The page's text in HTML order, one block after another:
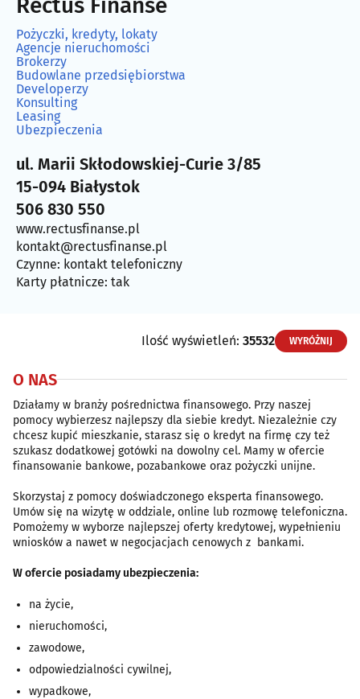
Pożyczki, kredyty, lokaty
Agencje nieruchomości
Brokerzy
Budowlane przedsiębiorstwa
Developerzy
Konsulting
Leasing
Ubezpieczenia
ul. Marii Skłodowskiej-Curie 3/85
15-094 Białystok
506 830 550
www.rectusfinanse.pl
kontakt@rectusfinanse.pl
Czynne: kontakt telefoniczny
Karty płatnicze: tak
Ilość wyświetleń: 35532 WYRÓŻNIJ
O NAS
Działamy w branży pośrednictwa finansowego. Przy naszej
pomocy wybierzesz najlepszy dla siebie kredyt. Niezależnie czy
chcesz kupić mieszkanie, starasz się o kredyt na firmę czy też
szukasz dodatkowej gotówki na dowolny cel. Mamy w ofercie
finansowanie bankowe, pozabankowe oraz pożyczki unijne.
Skorzystaj z pomocy doświadczonego eksperta finansowego.
Umów się na wizytę w oddziale, online lub rozmowę telefoniczna.
Pomożemy w wyborze najlepszej oferty kredytowej, wypełnieniu
wniosków a nawet w negocjacjach cenowych z bankami.
W ofercie posiadamy ubezpieczenia:
na życie,
nieruchomości,
zawodowe,
odpowiedzialności cywilnej,
wypadkowe,